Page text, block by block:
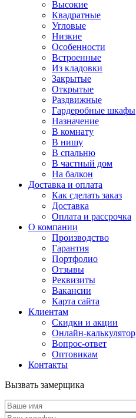
Высокие
Квадратные
Угловые
Низкие
Особенности
Встроенные
Из кладовки
Закрытые
Открытые
Раздвижные
Гардеробные шкафы
Назначение
В комнату
В нишу
В спальню
В частный дом
На балкон
Доставка и оплата
Как сделать заказ
Доставка
Оплата и рассрочка
О компании
Производство
Гарантия
Портфолио
Отзывы
Реквизиты
Вакансии
Карта сайта
Клиентам
Скидки и акции
Онлайн-калькулятор
Вопрос-ответ
Оптовикам
Контакты
Вызвать замерщика